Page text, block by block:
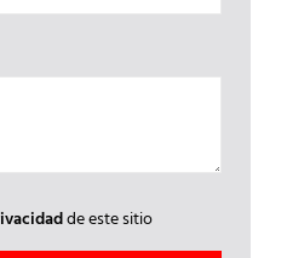
de este sitio